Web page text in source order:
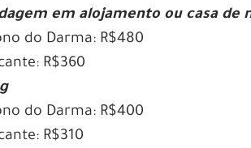
em alojamento ou casa de
do Darma: R$480
R$360
do Darma: R$400
R$310